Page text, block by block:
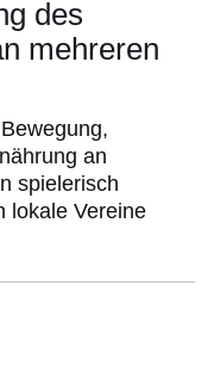
des
mehreren
an
spielerisch
lokale Vereine